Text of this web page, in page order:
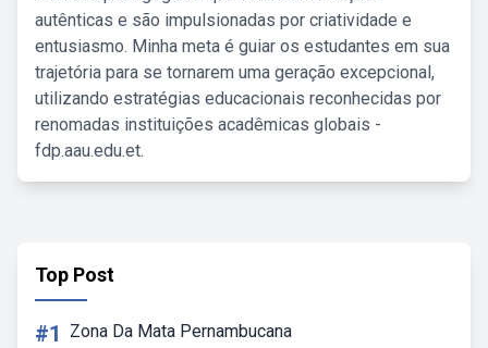
autênticas e são impulsionadas por criatividade e
entusiasmo. Minha meta é guiar os estudantes em sua
trajetória para se tornarem uma geração excepcional,
utilizando estratégias educacionais reconhecidas por
renomadas instituições acadêmicas globais -
fdp.aau.edu.et.
Top Post
#1 Zona Da Mata Pernambucana